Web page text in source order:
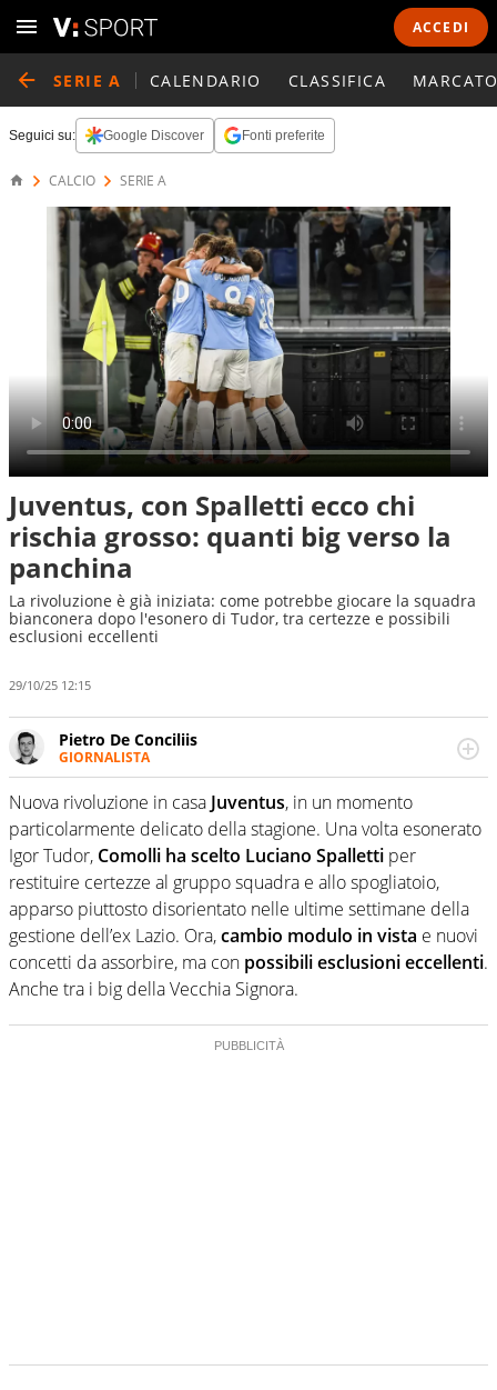
ACCEDI
SERIE A CALENDARIO CLASSIFICA
Seguici su: Google Discover Fonti preferite
CALCIO SERIE A
Juventus, con Spalletti ecco chi
rischia grosso: quanti big verso la
panchina
La rivoluzione è già iniziata: come potrebbe giocare la squadra
bianconera dopo l'esonero di Tudor, tra certezze e possibili
esclusioni eccellenti
29/10/25 12:15
Pietro De Conciliis
GIORNALISTA
Giornalista pubblicista e speaker radiofonico, per Virgilio
Sport si occupa di calcio con uno sguardo attento e
competente sui campionati di Serie B e Serie C
Nuova rivoluzione in casa Juventus, in un momento
particolarmente delicato della stagione. Una volta esonerato
Igor Tudor, Comolli ha scelto Luciano Spalletti per
restituire certezze al gruppo squadra e allo spogliatoio,
apparso piuttosto disorientato nelle ultime settimane della
gestione dell’ex Lazio. Ora,cambio modulo in vista e nuovi
concetti da assorbire, ma con possibili esclusioni eccellenti.
Anche tra i big della Vecchia Signora.